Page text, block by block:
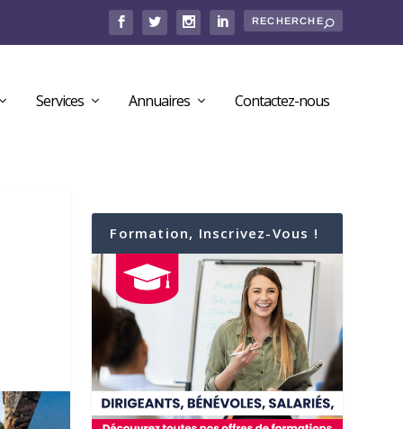
Services Annuaires Contactez-nous
Formation, Inscrivez-Vous !